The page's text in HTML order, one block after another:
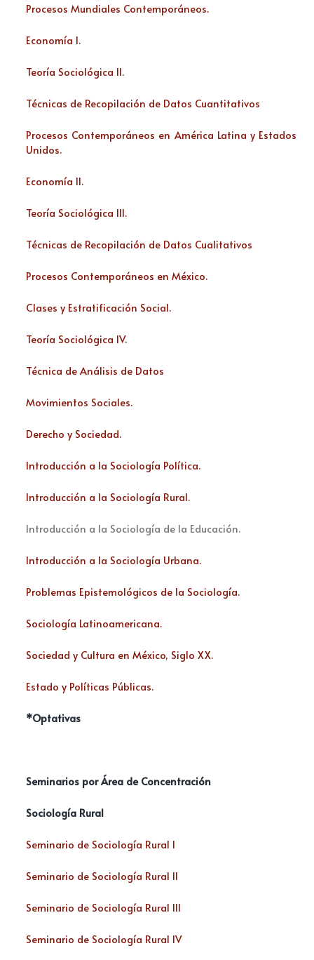
Procesos Mundiales Contemporáneos.
Economía I.
Teoría Sociológica II.
Técnicas de Recopilación de Datos Cuantitativos
Procesos Contemporáneos en América Latina y Estados
Unidos.
Economía II.
Teoría Sociológica III.
Técnicas de Recopilación de Datos Cualitativos
Procesos Contemporáneos en México.
Clases y Estratificación Social.
Teoría Sociológica IV.
Técnica de Análisis de Datos
Movimientos Sociales.
Derecho y Sociedad.
Introducción a la Sociología Política.
Introducción a la Sociología Rural.
Introducción a la Sociología de la Educación.
Introducción a la Sociología Urbana.
Problemas Epistemológicos de la Sociología.
Sociología Latinoamericana.
Sociedad y Cultura en México, Siglo XX.
Estado y Políticas Públicas.
*Optativas
Seminarios por Área de Concentración
Sociología Rural
Seminario de Sociología Rural I
Seminario de Sociología Rural II
Seminario de Sociología Rural III
Seminario de Sociología Rural IV